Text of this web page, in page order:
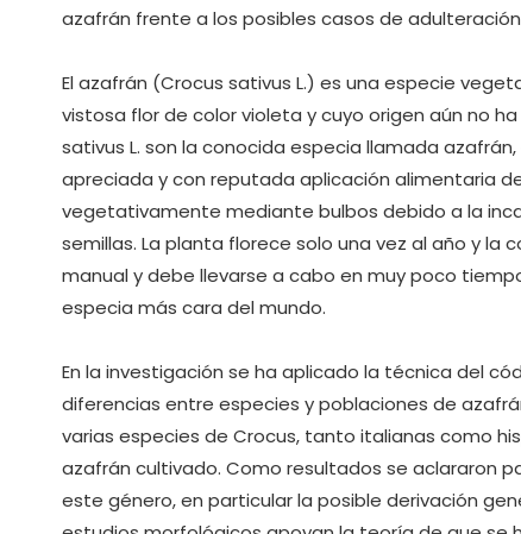
azafrán frente a los posibles casos de adulteración
El azafrán (Crocus sativus L.) es una especie
vistosa flor de color violeta y cuyo origen aún no
sativus L. son la conocida especia llamada
apreciada y con reputada aplicación alimentaria
vegetativamente mediante bulbos debido a la
semillas. La planta florece solo una vez al año y la
manual y debe llevarse a cabo en muy poco
especia más cara del mundo.
En la investigación se ha aplicado la técnica del
diferencias entre especies y poblaciones de
varias especies de Crocus, tanto italianas como
azafrán cultivado. Como resultados se aclararon
este género, en particular la posible derivación